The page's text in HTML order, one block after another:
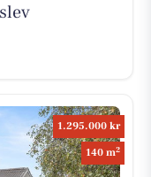
1.295.000 kr
140 m2